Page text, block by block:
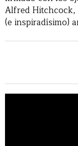
Alfred Hitchcock,
(e inspiradísimo)